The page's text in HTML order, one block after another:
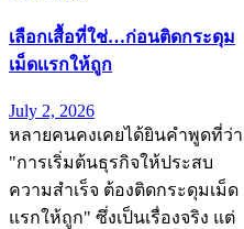
เลือกเสื้อที่ใช่…ก่อนติดกระดุม
เม็ดเเรกให้ถูก
July 2, 2026
หลายคนคงเคยได้ยินคำพูดที่ว่า
"การเริ่มต้นธุรกิจให้ประสบ
ความสำเร็จ ต้องติดกระดุมเม็ด
แรกให้ถูก" ซึ่งเป็นเรื่องจริง แต่